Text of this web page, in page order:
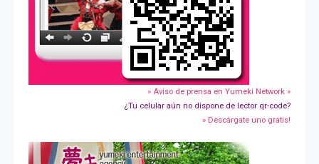
» Aviso de prensa en Yumeki Network »
¿Tu celular aún no dispone de lector qr-code?
» Descárgate uno gratis!